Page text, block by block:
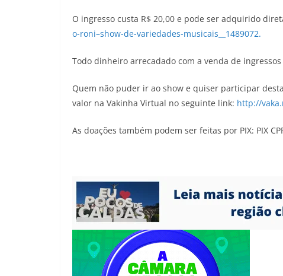
O ingresso custa R$ 20,00 e pode ser adquirido
o-roni–show-de-variedades-musicais__1489072.
Todo dinheiro arrecadado com a venda de
Quem não puder ir ao show e quiser participar
valor na Vakinha Virtual no seguinte link: http://
As doações também podem ser feitas por PIX: PIX